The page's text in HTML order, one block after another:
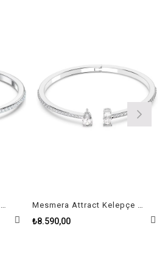
Attract Rodyum Kaplama Kadın Kelepçe Size M Mesmera Attract Kelepçe Karışık kesimler, Beyaz, Rodyum kaplama Size L
₺8.590,00